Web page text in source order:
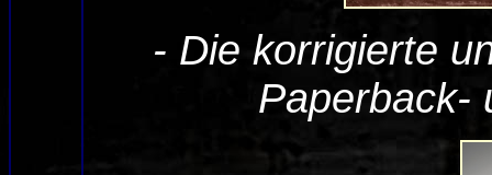
- Die korrigierte
Paperback-